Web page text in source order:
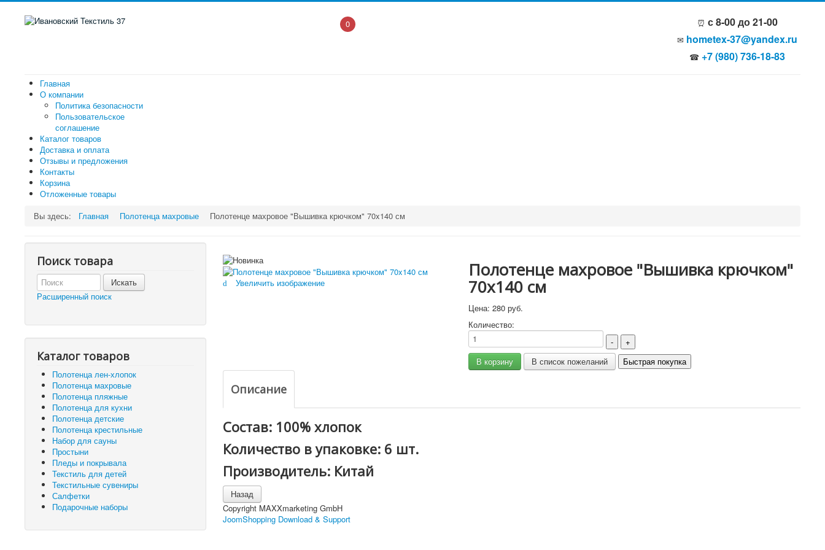
⏰ с 8-00 до 21-00
✉ hometex-37@yandex.ru
☎ +7 (980) 736-18-83
0
Главная
О компании
Политика безопасности
Пользовательское
соглашение
Каталог товаров
Доставка и оплата
Отзывы и предложения
Контакты
Корзина
Отложенные товары
Вы здесь:
Главная Полотенца махровые Полотенце махровое "Вышивка крючком" 70x140 см
Поиск товара
Расширенный поиск
Каталог товаров
Полотенца лен-хлопок
Полотенца махровые
Полотенца пляжные
Полотенца для кухни
Полотенца детские
Полотенца крестильные
Набор для сауны
Простыни
Пледы и покрывала
Текстиль для детей
Текстильные сувениры
Салфетки
Подарочные наборы
Увеличить изображение
Полотенце махровое "Вышивка крючком"
70x140 см
Цена:280 руб.
Количество:
Описание
Состав: 100% хлопок
Количество в упаковке: 6 шт.
Производитель: Китай
Copyright MAXXmarketing GmbH
JoomShopping Download & Support